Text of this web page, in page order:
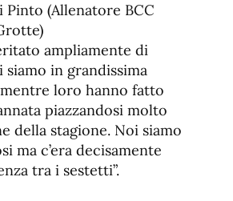
Pinto (Allenatore BCC
ampliamente di
siamo in grandissima
loro hanno fatto
piazzandosi molto
della stagione. Noi siamo
ma c’era decisamente
tra i sestetti”.